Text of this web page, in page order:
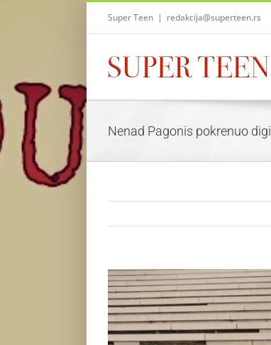
Super Teen | redakcija@superteen.rs
Nenad Pagonis pokrenuo
View
Larger
Image